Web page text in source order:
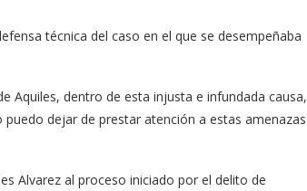
técnica del caso en el que se desempeñaba
Aquiles, dentro de esta injusta e infundada causa,
dejar de prestar atención a estas amenazas
Alvarez al proceso iniciado por el delito de